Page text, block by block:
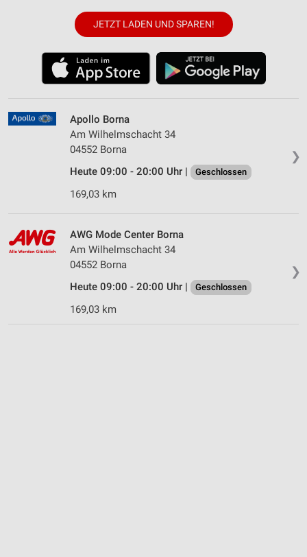
JETZT LADEN UND SPAREN!
❯
Apollo Borna
Am Wilhelmschacht 34
04552 Borna
Heute 09:00 - 20:00 Uhr |
Geschlossen
169,03 km
❯
AWG Mode Center Borna
Am Wilhelmschacht 34
04552 Borna
Heute 09:00 - 20:00 Uhr |
Geschlossen
169,03 km